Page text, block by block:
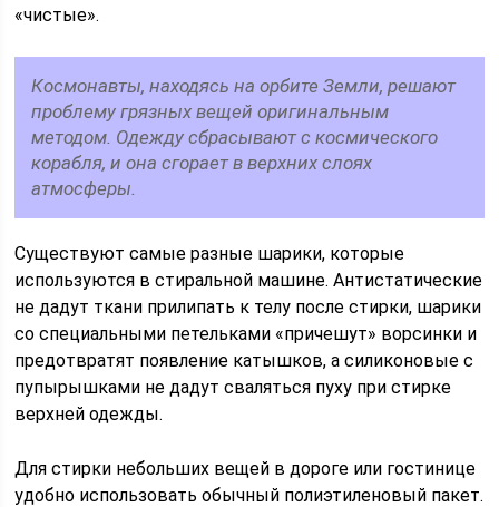
«чистые».
Космонавты, находясь на орбите Земли, решают
проблему грязных вещей оригинальным
методом. Одежду сбрасывают с космического
корабля, и она сгорает в верхних слоях
атмосферы.
Существуют самые разные шарики, которые
используются в стиральной машине. Антистатические
не дадут ткани прилипать к телу после стирки, шарики
со специальными петельками «причешут» ворсинки и
предотвратят появление катышков, а силиконовые с
пупырышками не дадут сваляться пуху при стирке
верхней одежды.
Для стирки небольших вещей в дороге или гостинице
удобно использовать обычный полиэтиленовый пакет.